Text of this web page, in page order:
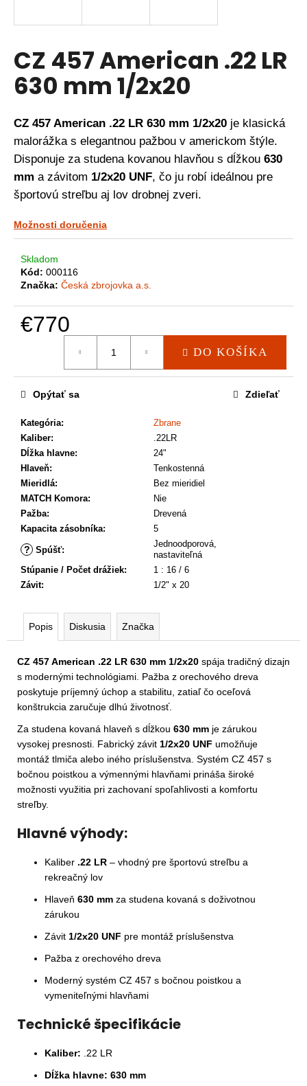
CZ 457 American .22 LR
630 mm 1/2x20
CZ 457 American .22 LR 630 mm 1/2x20 je klasická
malorážka s elegantnou pažbou v americkom štýle.
Disponuje za studena kovanou hlavňou s dĺžkou 630
mm a závitom 1/2x20 UNF, čo ju robí ideálnou pre
športovú streľbu aj lov drobnej zveri.
Možnosti doručenia
Skladom
Kód: 000116
Značka: Česká zbrojovka a.s.
€770
DO KOŠÍKA
Kategória:
Zbrane
Kaliber:
.22LR
Dĺžka hlavne:
24"
Hlaveň:
Tenkostenná
Mieridlá:
Bez mieridiel
MATCH Komora:
Nie
Pažba:
Drevená
Kapacita zásobníka: 5
? Spúšť:
Jednoodporová,
nastaviteľná
Stúpanie / Počet drážiek:
1 : 16 / 6
Závit: 1/2" x 20
Opýtať sa Zdieľať
Popis Diskusia Značka
CZ 457 American .22 LR 630 mm 1/2x20 spája tradičný dizajn
s modernými technológiami. Pažba z orechového dreva
poskytuje príjemný úchop a stabilitu, zatiaľ čo oceľová
konštrukcia zaručuje dlhú životnosť.
Za studena kovaná hlaveň s dĺžkou 630 mm je zárukou
vysokej presnosti. Fabrický závit 1/2x20 UNF umožňuje
montáž tlmiča alebo iného príslušenstva. Systém CZ 457 s
bočnou poistkou a výmennými hlavňami prináša široké
možnosti využitia pri zachovaní spoľahlivosti a komfortu
streľby.
Hlavné výhody:
Kaliber .22 LR – vhodný pre športovú streľbu a
rekreačný lov
Hlaveň 630 mm za studena kovaná s doživotnou
zárukou
Závit 1/2x20 UNF pre montáž príslušenstva
Pažba z orechového dreva
Moderný systém CZ 457 s bočnou poistkou a
vymeniteľnými hlavňami
Technické špecifikácie
Kaliber: .22 LR
Dĺžka hlavne: 630 mm
s
ť
?
HĽADAŤ
O
d
p
o
ú
a
m